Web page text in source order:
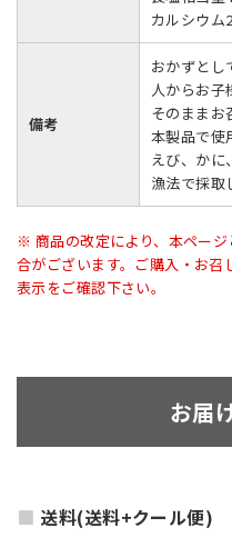
カルシウム
備考
おかずとし
人からお子
そのままお
本製品で使
えび、かに
漁法で採取
※ 商品の改定により、本ペー
合がございます。ご購入・お
表示をご確認下さい。
お届
送料(送料+クール便)